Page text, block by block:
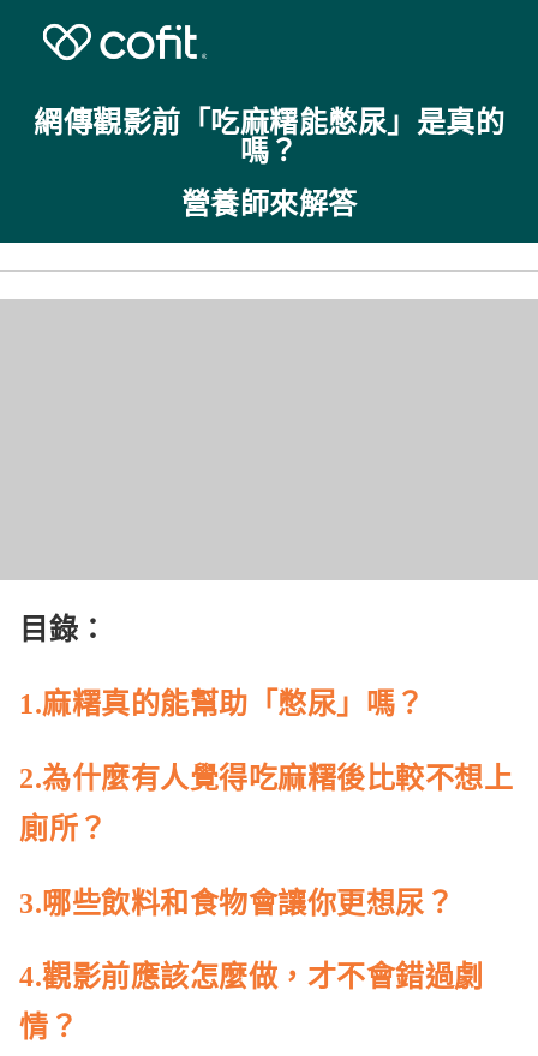
網傳觀影前「吃麻糬能憋尿」是真的
嗎？
營養師來解答
目錄：
1.麻糬真的能幫助「憋尿」嗎？
2.為什麼有人覺得吃麻糬後比較不想上
廁所？
3.哪些飲料和食物會讓你更想尿？
4.觀影前應該怎麼做，才不會錯過劇
情？